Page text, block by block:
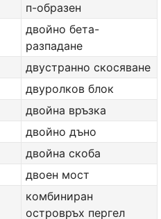
п-образен
двойно бета-
разпадане
двустранно скосяване
двуролков блок
двойна връзка
двойно дъно
двойна скоба
двоен мост
комбиниран
островръх пергел